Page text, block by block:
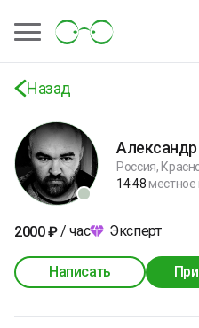
Назад
Россия,
14:48
2000₽/ час Эксперт
Написать